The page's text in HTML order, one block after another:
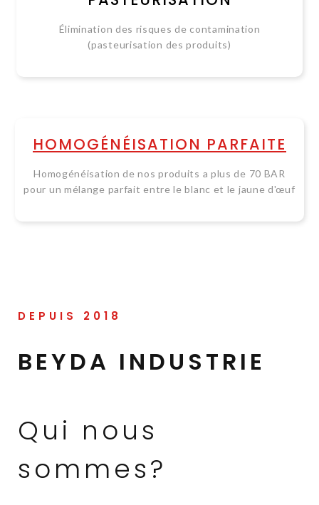
Élimination des risques de contamination
(pasteurisation des produits)
HOMOGÉNÉISATION PARFAITE
Homogénéisation de nos produits a plus de 70 BAR
pour un mélange parfait entre le blanc et le jaune d'œuf
DEPUIS 2018
BEYDA INDUSTRIE
Qui nous
sommes?